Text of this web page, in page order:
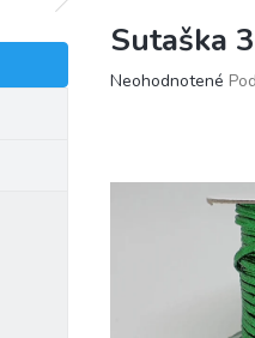
Sutaška
Priemerné
Neohodnotené